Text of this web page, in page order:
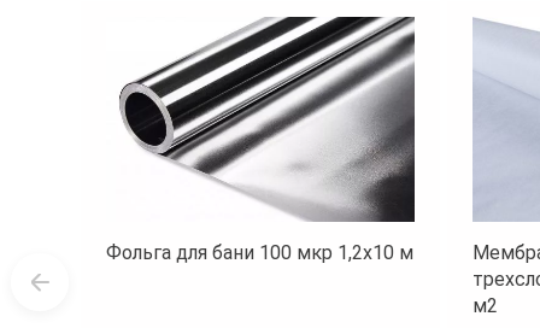
Фольга для бани 100 мкр 1,2х10 м
м2